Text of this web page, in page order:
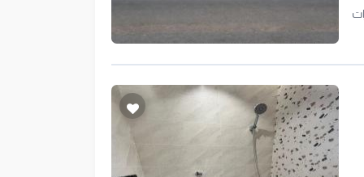
ذكي ومريح. دورات المياه: 3 دورات